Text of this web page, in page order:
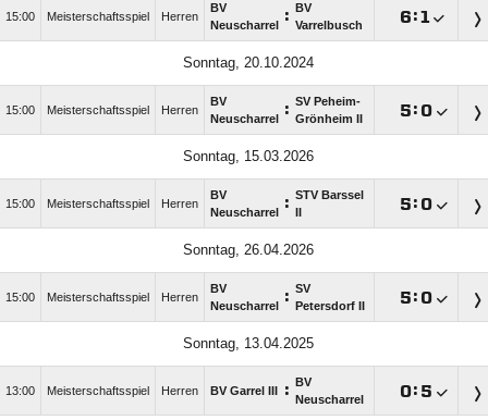
15:00 Meisterschaftsspiel Herren
BV
Neuscharrel
:
BV
Varrelbusch
:
Sonntag, 20.10.2024
15:00 Meisterschaftsspiel Herren
BV
Neuscharrel
: SV Peheim-
Grönheim II
: 
Sonntag, 15.03.2026
15:00 Meisterschaftsspiel Herren
BV
Neuscharrel
: STV Barssel
: 
Sonntag, 26.04.2026
15:00 Meisterschaftsspiel Herren
BV
Neuscharrel
: SV
Petersdorf II
: 
Sonntag, 13.04.2025
13:00 Meisterschaftsspiel Herren BV Garrel III :
BV
Neuscharrel
: 